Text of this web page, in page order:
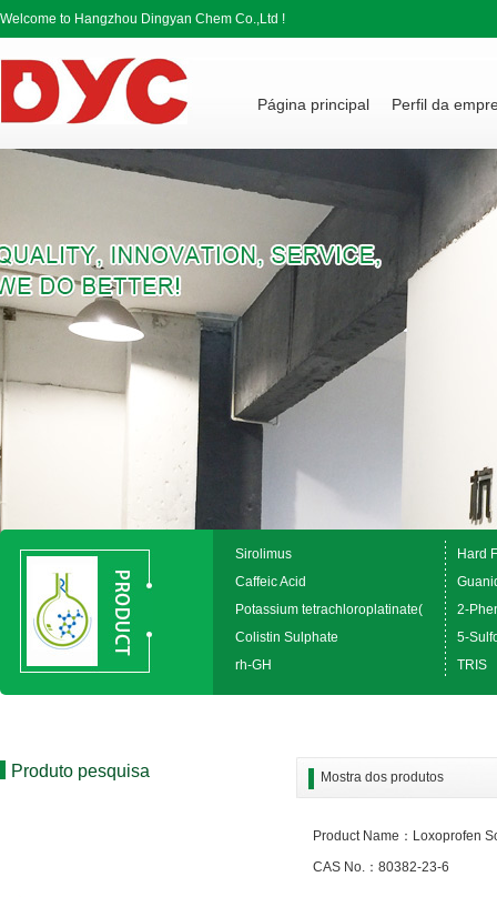
Welcome to Hangzhou Dingyan Chem Co.,Ltd !
Página principal Perfil da
Sirolimus
Hard
Caffeic Acid
Potassium tetrachloroplatinate(
2-
Colistin Sulphate
5-
rh-GH
TRIS
Produto pesquisa Mostra dos produtos
Product Name：Loxoprofen
CAS No.：80382-23-6